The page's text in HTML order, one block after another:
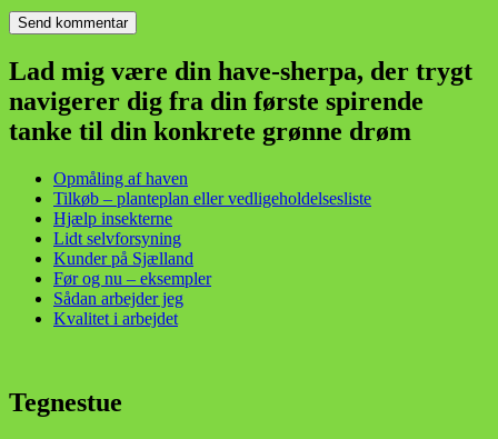
Lad mig være din have-sherpa, der trygt
navigerer dig fra din første spirende
tanke til din konkrete grønne drøm
Opmåling af haven
Tilkøb – planteplan eller vedligeholdelsesliste
Hjælp insekterne
Lidt selvforsyning
Kunder på Sjælland
Før og nu – eksempler
Sådan arbejder jeg
Kvalitet i arbejdet
Tegnestue